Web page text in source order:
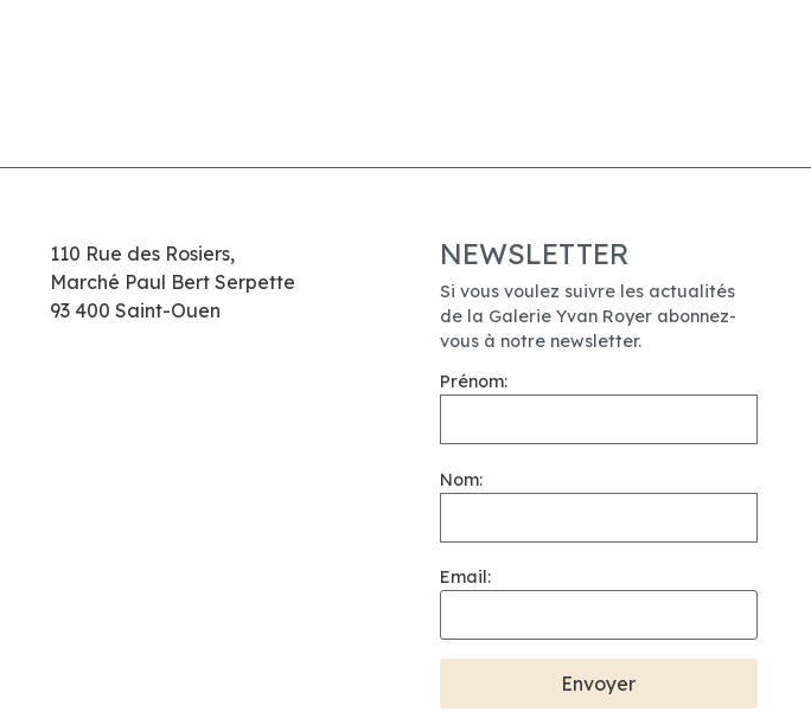
110 Rue des Rosiers,
Marché Paul Bert Serpette
93 400 Saint-Ouen
NEWSLETTER
Si vous voulez suivre les actualités
de la Galerie Yvan Royer abonnez-
vous à notre newsletter.
Prénom:
Nom:
Email: